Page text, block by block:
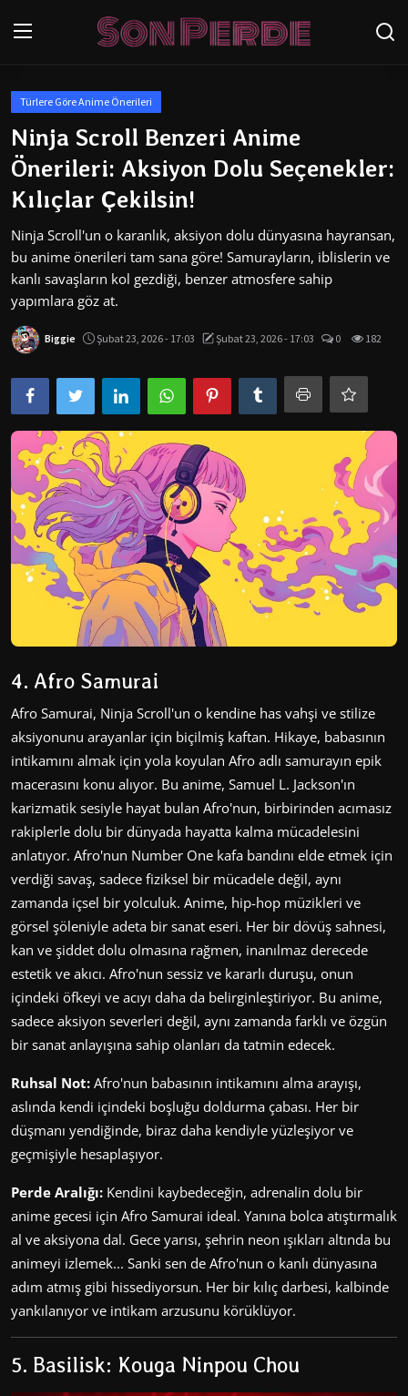
Oturum aç
Anasayfa
İletişim
Genel
Anime
Anime Önerileri
Anime Karakterleri
Testler
Dizi & Film
Oyun
Öneriler
Listeler
K-Pop
İncelemeler
Çizgi Film
Türlere Göre Anime Önerileri
Ninja Scroll Benzeri Anime
Önerileri: Aksiyon Dolu Seçenekler:
Kılıçlar Çekilsin!
Ninja Scroll'un o karanlık, aksiyon dolu dünyasına hayransan,
bu anime önerileri tam sana göre! Samurayların, iblislerin ve
kanlı savaşların kol gezdiği, benzer atmosfere sahip
yapımlara göz at.
Biggie Şubat 23, 2026 - 17:03 Şubat 23, 2026 - 17:03 0 182
4. Afro Samurai
Afro Samurai, Ninja Scroll'un o kendine has vahşi ve stilize
aksiyonunu arayanlar için biçilmiş kaftan. Hikaye, babasının
intikamını almak için yola koyulan Afro adlı samurayın epik
macerasını konu alıyor. Bu anime, Samuel L. Jackson'ın
karizmatik sesiyle hayat bulan Afro'nun, birbirinden acımasız
rakiplerle dolu bir dünyada hayatta kalma mücadelesini
anlatıyor. Afro'nun Number One kafa bandını elde etmek için
verdiği savaş, sadece fiziksel bir mücadele değil, aynı
zamanda içsel bir yolculuk. Anime, hip-hop müzikleri ve
görsel şöleniyle adeta bir sanat eseri. Her bir dövüş sahnesi,
kan ve şiddet dolu olmasına rağmen, inanılmaz derecede
estetik ve akıcı. Afro'nun sessiz ve kararlı duruşu, onun
içindeki öfkeyi ve acıyı daha da belirginleştiriyor. Bu anime,
sadece aksiyon severleri değil, aynı zamanda farklı ve özgün
bir sanat anlayışına sahip olanları da tatmin edecek.
Ruhsal Not: Afro'nun babasının intikamını alma arayışı,
aslında kendi içindeki boşluğu doldurma çabası. Her bir
düşmanı yendiğinde, biraz daha kendiyle yüzleşiyor ve
geçmişiyle hesaplaşıyor.
Perde Aralığı: Kendini kaybedeceğin, adrenalin dolu bir
anime gecesi için Afro Samurai ideal. Yanına bolca atıştırmalık
al ve aksiyona dal. Gece yarısı, şehrin neon ışıkları altında bu
animeyi izlemek... Sanki sen de Afro'nun o kanlı dünyasına
adım atmış gibi hissediyorsun. Her bir kılıç darbesi, kalbinde
yankılanıyor ve intikam arzusunu körüklüyor.
5. Basilisk: Kouga Ninpou Chou